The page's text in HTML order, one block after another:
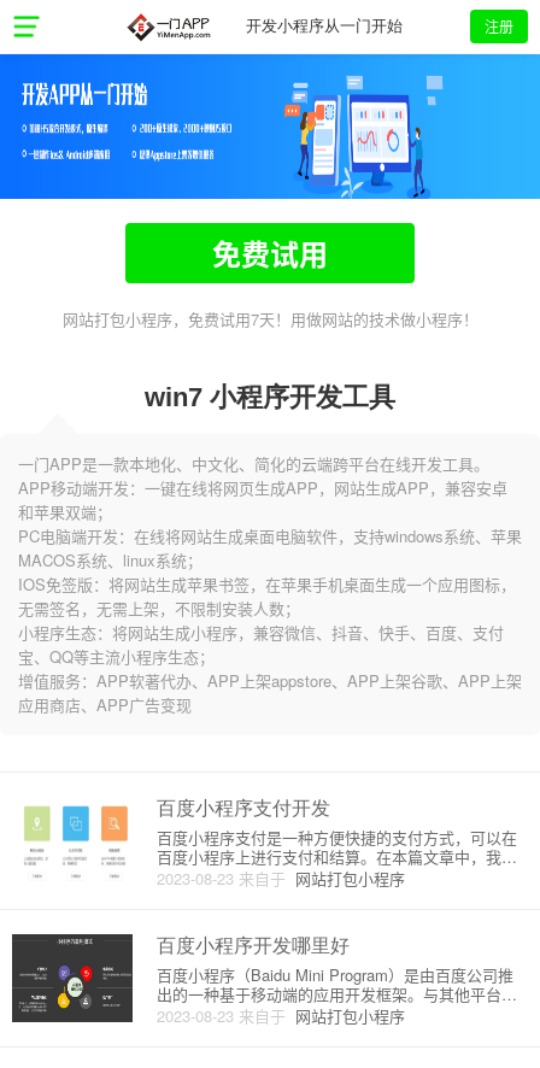
开发小程序从一门开始 注册
免费试用
网站打包小程序，免费试用7天！用做网站的技术做小程序！
win7 小程序开发工具
一门APP是一款本地化、中文化、简化的云端跨平台在线开发工具。
APP移动端开发：一键在线将网页生成APP，网站生成APP，兼容安卓
和苹果双端；
PC电脑端开发：在线将网站生成桌面电脑软件，支持windows系统、苹果
MACOS系统、linux系统；
IOS免签版：将网站生成苹果书签，在苹果手机桌面生成一个应用图标，
无需签名，无需上架，不限制安装人数；
小程序生态：将网站生成小程序，兼容微信、抖音、快手、百度、支付
宝、QQ等主流小程序生态；
增值服务：APP软著代办、APP上架appstore、APP上架谷歌、APP上架
应用商店、APP广告变现
百度小程序支付开发
2023-08-23 来自于 网站打包小程序
百度小程序支付是一种方便快捷的支付方式，可以在
百度小程序上进行支付和结算。在本篇文章中，我将
为您介绍百度小程序支付的原理和详细操作步骤。
一、百度小程序支付原理百度小程序支付基于百度的
能。开发者可以通过百度蓝鲸开放
百度小程序开发哪里好
2023-08-23 来自于 网站打包小程序
百度小程序（Baidu Mini Program）是由百度公司推
出的一种基于移动端的应用开发框架。与其他平台的
小程序相比，百度小程序具有独特的特点和优势。本
文将详细介绍百度小程序的原理和开发优势。一、百